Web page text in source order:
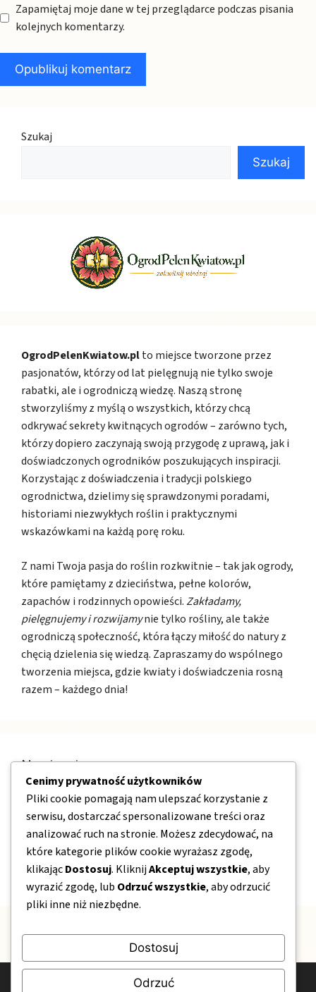
Zapamiętaj moje dane w tej przeglądarce podczas pisania
kolejnych komentarzy.
Szukaj
Szukaj
OgrodPelenKwiatow.plto miejsce tworzone przez
pasjonatów, którzy od lat pielęgnują nie tylko swoje
rabatki, ale i ogrodniczą wiedzę. Naszą stronę
stworzyliśmy z myślą o wszystkich, którzy chcą
odkrywać sekrety kwitnących ogrodów – zarówno tych,
którzy dopiero zaczynają swoją przygodę z uprawą, jak i
doświadczonych ogrodników poszukujących inspiracji.
Korzystając z doświadczenia i tradycji polskiego
ogrodnictwa, dzielimy się sprawdzonymi poradami,
historiami niezwykłych roślin i praktycznymi
wskazówkami na każdą porę roku.
Z nami Twoja pasja do roślin rozkwitnie – tak jak ogrody,
które pamiętamy z dzieciństwa, pełne kolorów,
zapachów i rodzinnych opowieści.Zakładamy,
pielęgnujemy i rozwijamynie tylko rośliny, ale także
ogrodniczą społeczność, która łączy miłość do natury z
chęcią dzielenia się wiedzą. Zapraszamy do wspólnego
tworzenia miejsca, gdzie kwiaty i doświadczenia rosną
razem – każdego dnia!
Nawigacja
O nas
Kontakt
Mapa strony
Polityka prywatności
Cenimy prywatność użytkowników
Pliki cookie pomagają nam ulepszać korzystanie z
serwisu, dostarczać spersonalizowane treści oraz
analizować ruch na stronie. Możesz zdecydować, na
które kategorie plików cookie wyrażasz zgodę,
klikającDostosuj. KliknijAkceptuj wszystkie, aby
wyrazić zgodę, lub Odrzuć wszystkie, aby odrzucić
pliki inne niż niezbędne.
Dostosuj
Odrzuć